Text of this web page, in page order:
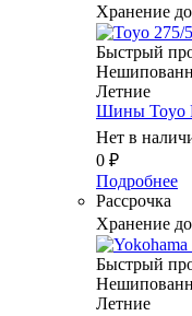
Хранение
Быстрый
Летние
Шины Toyo
Нет в
0 ₽
Подробнее
Рассрочка
Хранение
Быстрый
Летние